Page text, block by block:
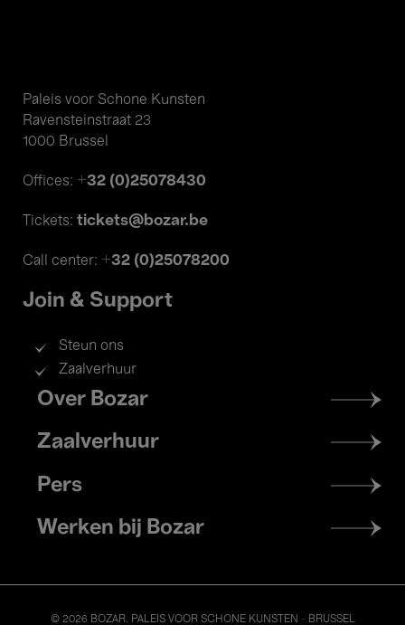
Paleis voor Schone Kunsten
Ravensteinstraat 23
1000 Brussel
Offices: +32 (0)25078430
Tickets: tickets@bozar.be
Call center: +32 (0)25078200
Join & Support
Steun ons
Zaalverhuur
Footer
menu
Over Bozar
Zaalverhuur
Pers
Werken bij Bozar
© 2026 BOZAR. PALEIS VOOR SCHONE KUNSTEN - BRUSSEL